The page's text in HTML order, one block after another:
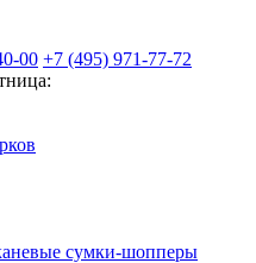
00 +7 (495) 971-77-72
сумки-шопперы